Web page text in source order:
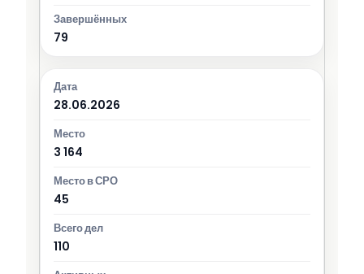
79
28.06.2026
3 164
45
110